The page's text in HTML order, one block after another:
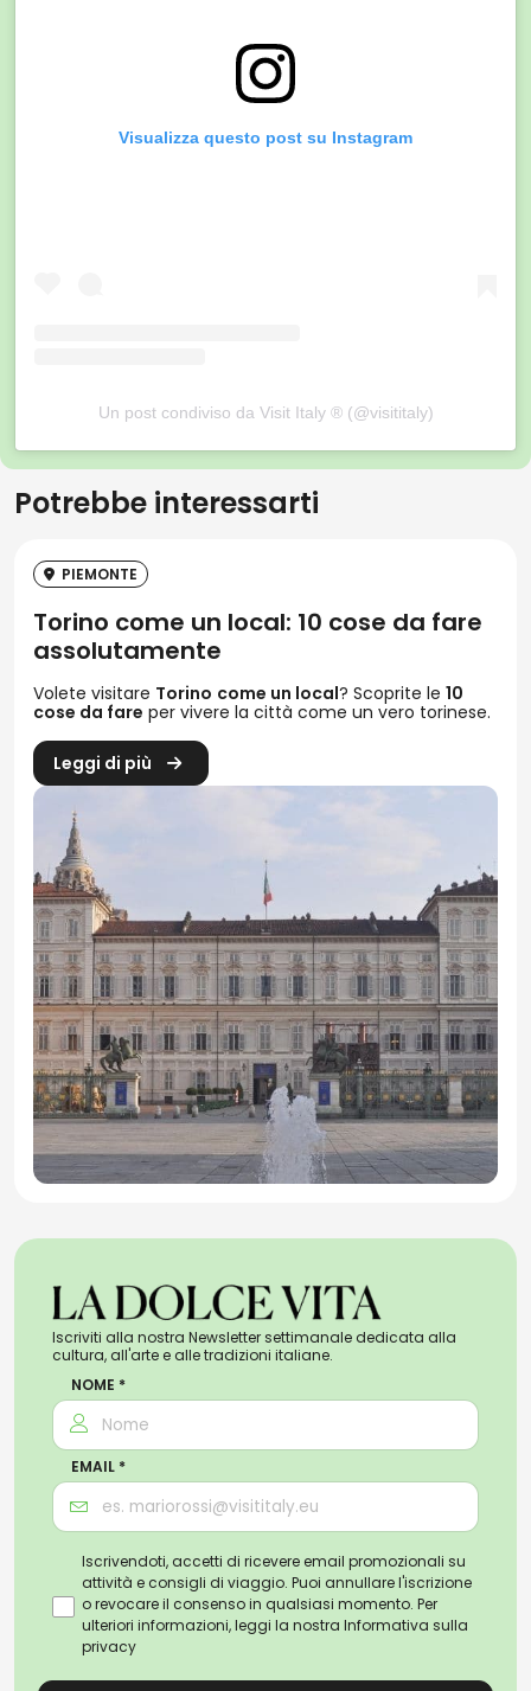
Visualizza questo post su Instagram
Un post condiviso da Visit Italy ® (@visititaly)
Potrebbe interessarti
PIEMONTE
Torino come un local: 10 cose da fare
assolutamente
Volete visitare Torino come un local? Scoprite le 10
cose da fare per vivere la città come un vero torinese.
Leggi di più
Iscriviti alla nostra Newsletter settimanale dedicata alla
cultura, all'arte e alle tradizioni italiane.
NOME *
EMAIL *
Iscrivendoti, accetti di ricevere email promozionali su
attività e consigli di viaggio. Puoi annullare l'iscrizione
o revocare il consenso in qualsiasi momento. Per
ulteriori informazioni, leggi la nostra Informativa sulla
privacy